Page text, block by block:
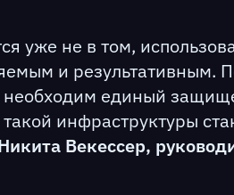
уже не в том,
и результативным.
единый
инфраструктуры
Векессер,